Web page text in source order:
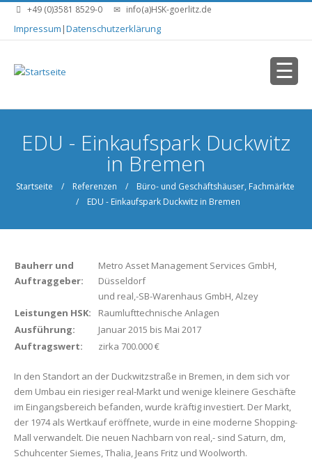
Direkt zum Inhalt
+49 (0)3581 8529-0 info(a)HSK-goerlitz.de
Impressum |Datenschutzerklärung
EDU - Einkaufspark Duckwitz
in Bremen
Startseite / Referenzen / Büro- und Geschäftshäuser, Fachmärkte
/ EDU - Einkaufspark Duckwitz in Bremen
Bauherr und
Auftraggeber:
Metro Asset Management Services GmbH,
Düsseldorf
und real,-SB-Warenhaus GmbH, Alzey
Leistungen HSK:
Raumlufttechnische Anlagen
Ausführung:
Januar 2015 bis Mai 2017
Auftragswert:
zirka 700.000 €
In den Standort an der Duckwitzstraße in Bremen, in dem sich vor
dem Umbau ein riesiger real-Markt und wenige kleinere Geschäfte
im Eingangsbereich befanden, wurde kräftig investiert. Der Markt,
der 1974 als Wertkauf eröffnete, wurde in eine moderne Shopping-
Mall verwandelt. Die neuen Nachbarn von real,- sind Saturn, dm,
Schuhcenter Siemes, Thalia, Jeans Fritz und Woolworth.